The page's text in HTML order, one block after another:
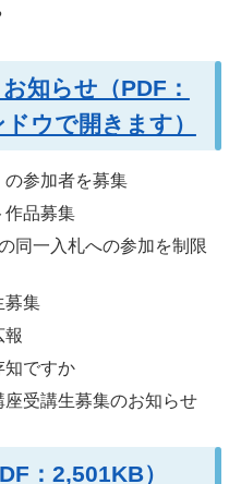
知らせ（PDF：
ウで開きます）
の参加者を募集
作品募集
同一入札への参加を制限
募集
報
知ですか
受講生募集のお知らせ
：2,501KB）